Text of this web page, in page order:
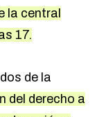
la central
17.
de la
del derecho a